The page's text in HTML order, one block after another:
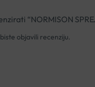
“NORMISON
objavili recenziju.